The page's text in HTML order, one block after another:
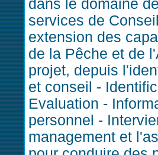
dans le domaine
services de
extension des
de la Pêche et de
projet, depuis
et conseil -
Evaluation -
personnel -
management et